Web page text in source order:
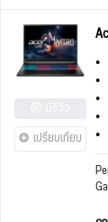
เปรียบเทียบ